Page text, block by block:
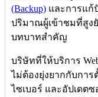
(Backup) และการแก้
ปริมาณผู้เข้าชมที่สูงยั
บทบาทสำคัญ
บริษัทที่ให้บริการ
ไม่ต้องยุ่งยากกับการ
ไซเบอร์ และอัปเดต